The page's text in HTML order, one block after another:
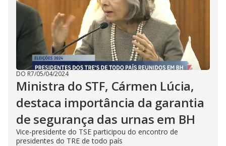
DO R7/05/04/2024
Ministra do STF, Cármen Lúcia,
destaca importância da garantia
de segurança das urnas em BH
Vice-presidente do TSE participou do encontro de
presidentes do TRE de todo país